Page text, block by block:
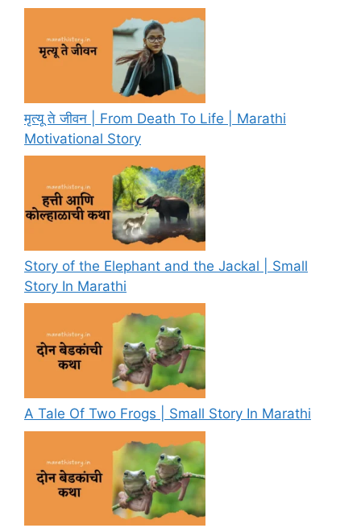
मृत्यू ते जीवन | From Death To Life | Marathi
Motivational Story
Story of the Elephant and the Jackal | Small
Story In Marathi
A Tale Of Two Frogs | Small Story In Marathi